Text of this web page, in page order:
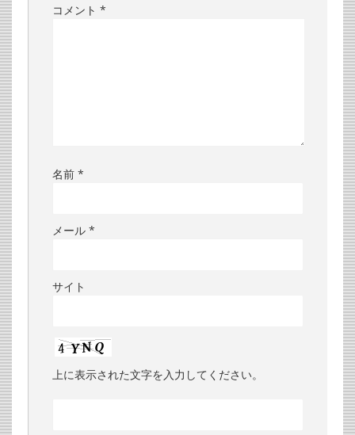
コメント *
名前 *
メール *
サイト
上に表示された文字を入力してください。